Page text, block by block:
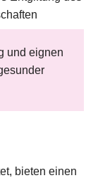
und eignen
bieten einen